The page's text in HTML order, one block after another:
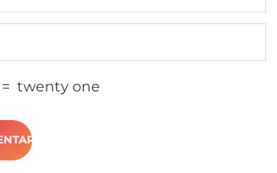
= twenty one